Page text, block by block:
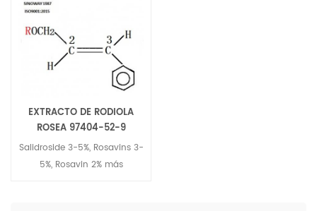
EXTRACTO DE RODIOLA
ROSEA 97404-52-9
Salidroside 3-5%, Rosavins 3-
5%, Rosavin 2% más